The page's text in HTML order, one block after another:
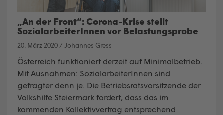
„An der Front“: Corona-Krise stellt
SozialarbeiterInnen vor Belastungsprobe
20. März 2020 /Johannes Gress
Österreich funktioniert derzeit auf Minimalbetrieb.
Mit Ausnahmen: SozialarbeiterInnen sind
gefragter denn je. Die Betriebsratsvorsitzende der
Volkshilfe Steiermark fordert, dass das im
kommenden Kollektivvertrag entsprechend